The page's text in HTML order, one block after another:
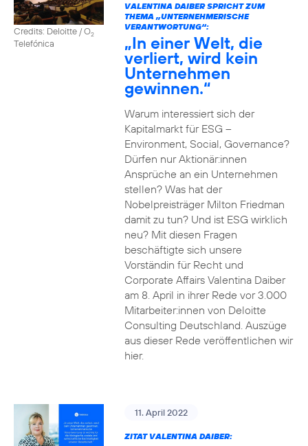
Credits: Deloitte / O2
Telefónica
VALENTINA DAIBER SPRICHT ZUM
THEMA „UNTERNEHMERISCHE
VERANTWORTUNG“:
„In einer Welt, die
verliert, wird kein
Unternehmen
gewinnen.“
Warum interessiert sich der
Kapitalmarkt für ESG –
Environment, Social, Governance?
Dürfen nur Aktionär:innen
Ansprüche an ein Unternehmen
stellen? Was hat der
Nobelpreisträger Milton Friedman
damit zu tun? Und ist ESG wirklich
neu? Mit diesen Fragen
beschäftigte sich unsere
Vorständin für Recht und
Corporate Affairs Valentina Daiber
am 8. April in ihrer Rede vor 3.000
Mitarbeiter:innen von Deloitte
Consulting Deutschland. Auszüge
aus dieser Rede veröffentlichen wir
hier.
11. April 2022
ZITAT VALENTINA DAIBER: